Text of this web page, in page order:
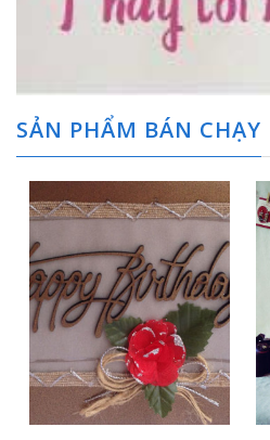
SẢN PHẨM BÁN CHẠY